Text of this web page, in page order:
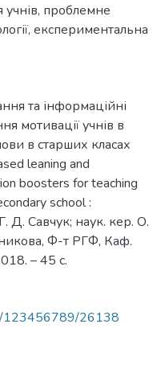
учнів, проблемне
, експериментальна
та інформаційні
мотивації учнів в
в старших класах
leaning and
boosters for teaching
school :
Д. Савчук; наук. кер. О.
Ф-т РГФ, Каф.
– 45 с.
123456789/26138